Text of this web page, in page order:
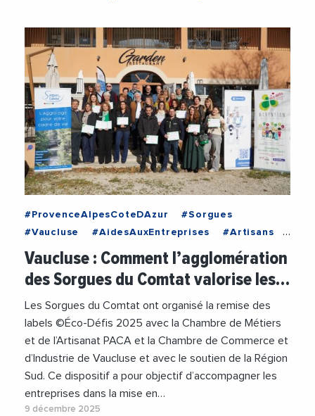
#ProvenceAlpesCoteDAzur
#Sorgues
#Vaucluse
#AidesAuxEntreprises
#Artisans
#ChristianGros
#Commercants
#JacquelineBouyac
#RegionSudProvenceAlpesCoteDAzur
#SorguesDuComtat
#TransitionEnergetique
Vaucluse : Comment l’agglomération
des Sorgues du Comtat valorise les…
Les Sorgues du Comtat ont organisé la remise des
labels ©Éco-Défis 2025 avec la Chambre de Métiers
et de l’Artisanat PACA et la Chambre de Commerce et
d’Industrie de Vaucluse et avec le soutien de la Région
Sud. Ce dispositif a pour objectif d’accompagner les
entreprises dans la mise en…
9 décembre 2025